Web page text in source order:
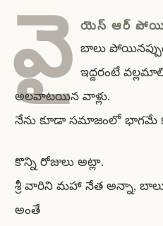
వై యెస్ ఆర్
బాలు
ఇద్దరంటే
అలవాటయిన వాళ్లు.
నేను కూడా సమాజంలో భాగమే
కొన్ని రోజులు అట్లా.
శ్రీ వారిని మహా నేత అన్నా, బాలూ
అంతే